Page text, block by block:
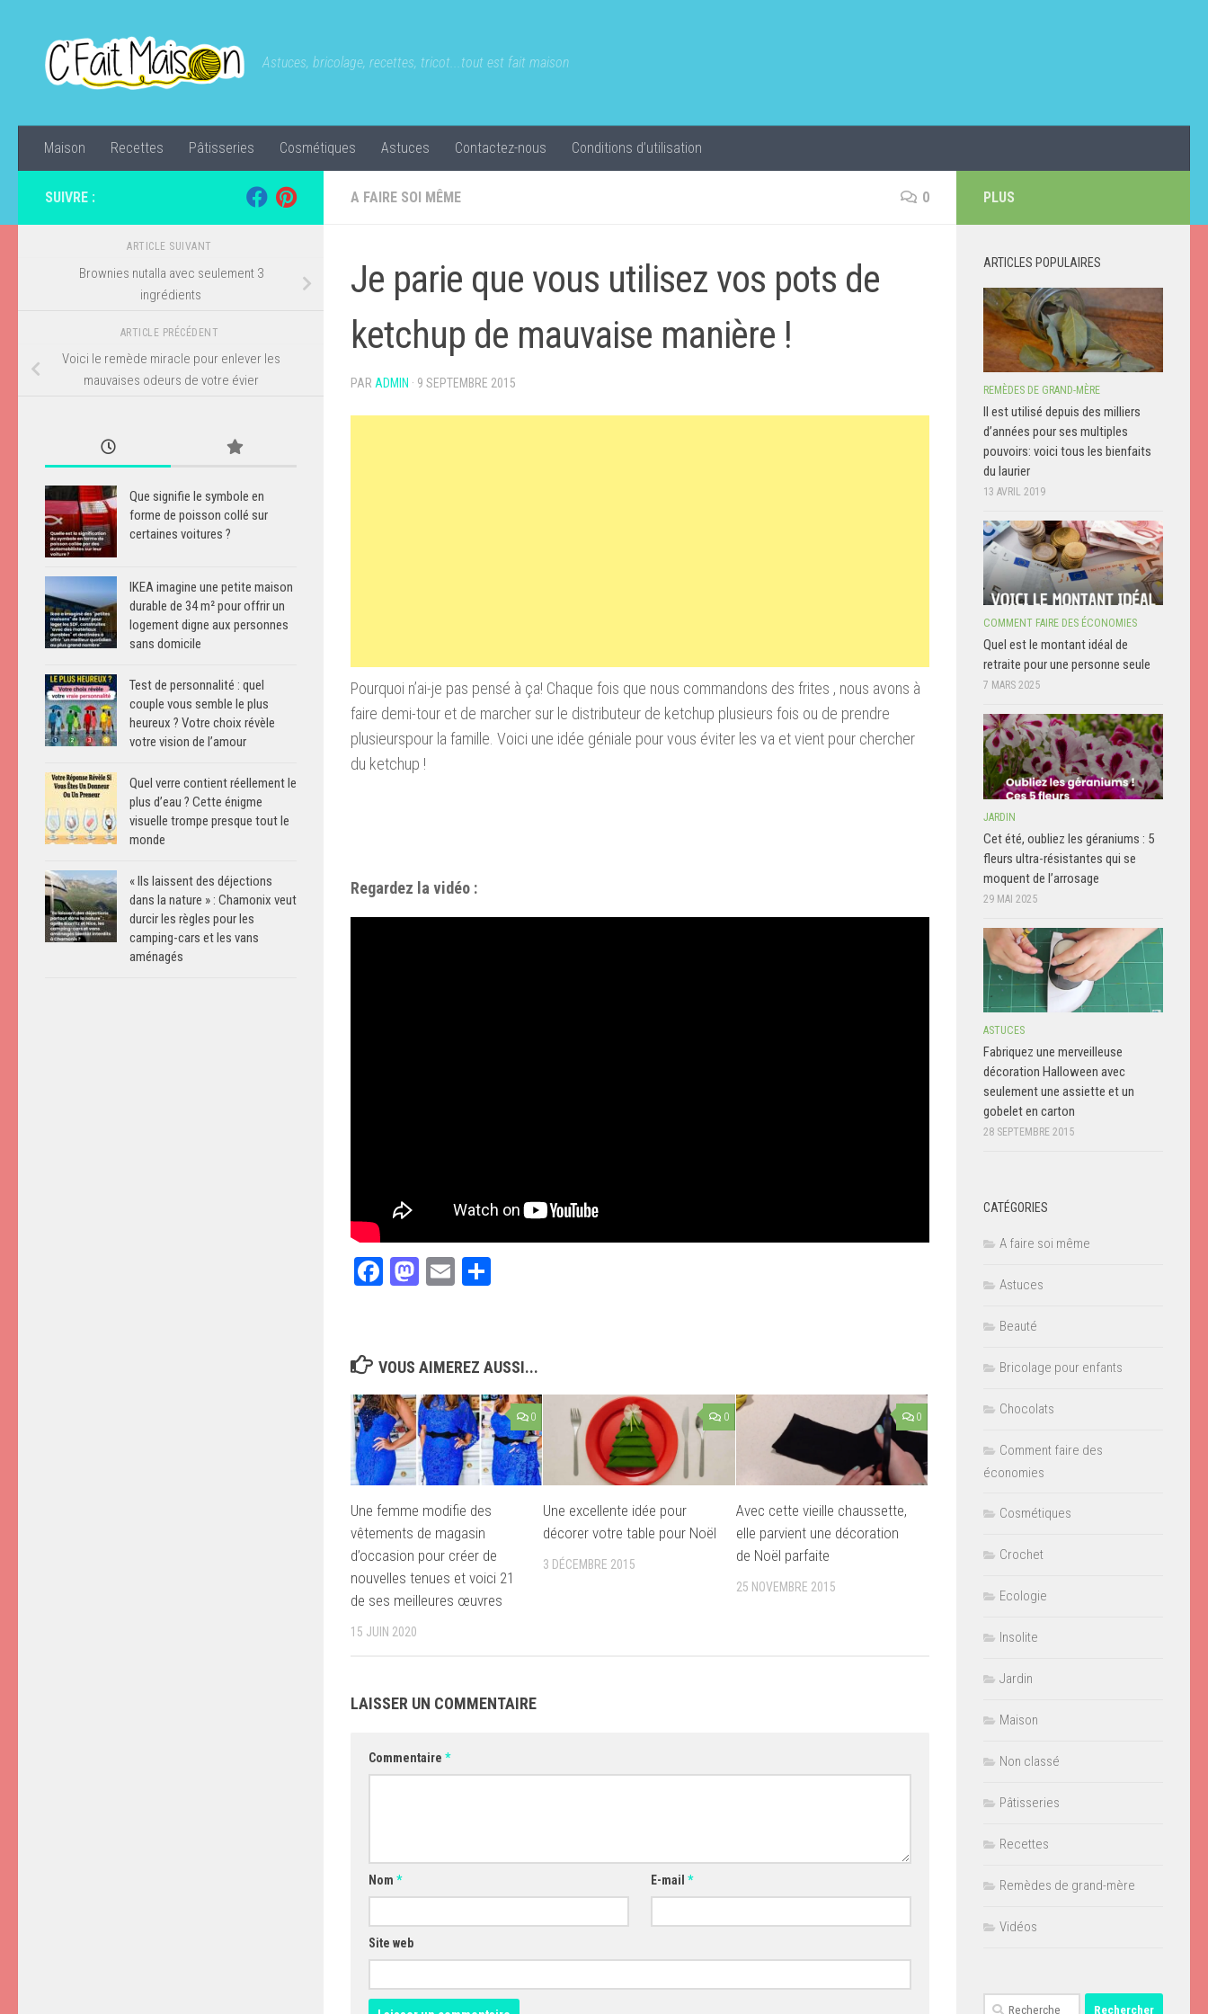
Astuces, bricolage, recettes, tricot...tout est fait maison
Maison Recettes Pâtisseries Cosmétiques Astuces Contactez-nous Conditions d’utilisation
A FAIRE SOI MÊME 0
Je parie que vous utilisez vos pots de
ketchup de mauvaise manière !
PAR ADMIN · 9 SEPTEMBRE 2015
Pourquoi n’ai-je pas pensé à ça! Chaque fois que nous commandons des frites , nous avons à
faire demi-tour et de marcher sur le distributeur de ketchup plusieurs fois ou de prendre
plusieurspour la famille. Voici une idée géniale pour vous éviter les va et vient pour chercher
du ketchup !
Regardez la vidéo :
Facebook
Mastodon
Email
VOUS AIMEREZ AUSSI...
0
Une femme modifie des
vêtements de magasin
d’occasion pour créer de
nouvelles tenues et voici 21
de ses meilleures œuvres
15 JUIN 2020
0
Une excellente idée pour
décorer votre table pour Noël
3 DÉCEMBRE 2015
0
Avec cette vieille chaussette,
elle parvient une décoration
de Noël parfaite
25 NOVEMBRE 2015
LAISSER UN COMMENTAIRE
Commentaire *
Nom * E-mail*
Site web
SUIVRE :
ARTICLE SUIVANT
Brownies nutalla avec seulement 3
ingrédients
ARTICLE PRÉCÉDENT
Voici le remède miracle pour enlever les
mauvaises odeurs de votre évier
Que signifie le symbole en
forme de poisson collé sur
certaines voitures ?
IKEA imagine une petite maison
durable de 34 m² pour offrir un
logement digne aux personnes
sans domicile
Test de personnalité : quel
couple vous semble le plus
heureux ? Votre choix révèle
votre vision de l’amour
Quel verre contient réellement le
plus d’eau ? Cette énigme
visuelle trompe presque tout le
monde
« Ils laissent des déjections
dans la nature » : Chamonix veut
durcir les règles pour les
camping-cars et les vans
aménagés
PLUS
ARTICLES POPULAIRES
REMÈDES DE GRAND-MÈRE
Il est utilisé depuis des milliers
d’années pour ses multiples
pouvoirs: voici tous les bienfaits
du laurier
13 AVRIL 2019
COMMENT FAIRE DES ÉCONOMIES
Quel est le montant idéal de
retraite pour une personne seule
7 MARS 2025
JARDIN
Cet été, oubliez les géraniums : 5
fleurs ultra-résistantes qui se
moquent de l’arrosage
29 MAI 2025
ASTUCES
Fabriquez une merveilleuse
décoration Halloween avec
seulement une assiette et un
gobelet en carton
28 SEPTEMBRE 2015
CATÉGORIES
A faire soi même
Astuces
Beauté
Bricolage pour enfants
Chocolats
Comment faire des
économies
Cosmétiques
Crochet
Ecologie
Insolite
Jardin
Maison
Non classé
Pâtisseries
Recettes
Remèdes de grand-mère
Vidéos
Rechercher :